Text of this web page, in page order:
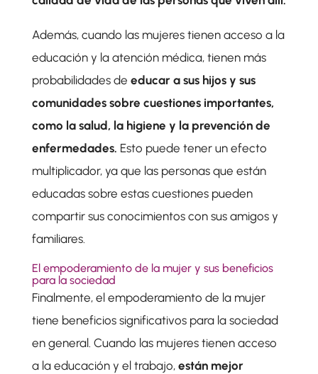
Además, cuando las mujeres tienen acceso a la
educación y la atención médica, tienen más
probabilidades de educar a sus hijos y sus
comunidades sobre cuestiones importantes,
como la salud, la higiene y la prevención de
enfermedades. Esto puede tener un efecto
multiplicador, ya que las personas que están
educadas sobre estas cuestiones pueden
compartir sus conocimientos con sus amigos y
familiares.
El empoderamiento de la mujer y sus beneficios
para la sociedad
Finalmente, el empoderamiento de la mujer
tiene beneficios significativos para la sociedad
en general. Cuando las mujeres tienen acceso
a la educación y el trabajo, están mejor